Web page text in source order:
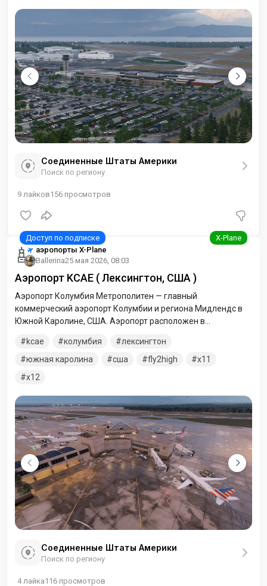
Соединенные Штаты Америки
Поиск по региону
9 лайков156 просмотров
аэропорты X-Plane
Ballerina25 мая 2026, 08:03
Аэропорт KCAE ( Лексингтон, США )
Аэропорт Колумбия Метрополитен — главный
коммерческий аэропорт Колумбии и региона Мидлендс в
Южной Каролине, США. Аэропорт расположен в
Колумбии. Несмотря на то, что аэропорт имеет почтовый
адрес в Западной Колумбии, он находится за пределами её
kcae колумбия
лексингтон
южная каролина
сша fly2high
x11
x12
Соединенные Штаты Америки
Поиск по региону
4лайка116 просмотров